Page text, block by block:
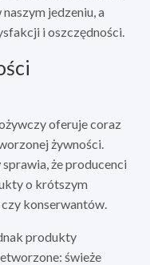
jedzeniu, a
i oszczędności.
oferuje coraz
żywności.
że producenci
o krótszym
konserwantów.
produkty
świeże